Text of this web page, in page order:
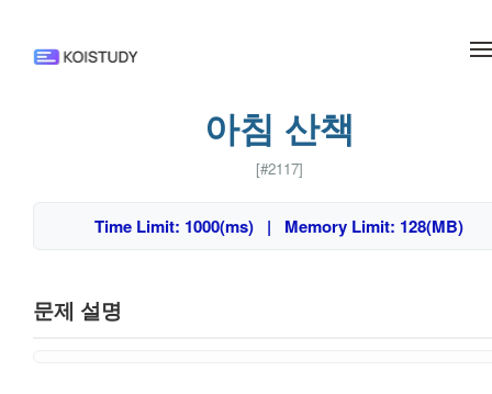
아침 산책
[#2117]
Time Limit: 1000(ms) | Memory Limit: 128(MB)
문제 설명